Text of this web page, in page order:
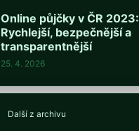
Online půjčky v ČR 2023:
Rychlejší, bezpečnější a
transparentnější
25. 4. 2026
Další z archivu